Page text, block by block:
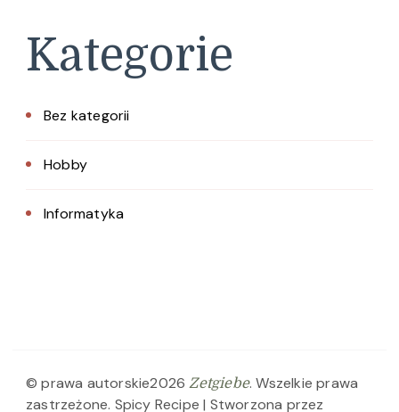
Kategorie
Bez kategorii
Hobby
Informatyka
© prawa autorskie2026Zetgiebe. Wszelkie prawa
zastrzeżone. Spicy Recipe | Stworzona przez